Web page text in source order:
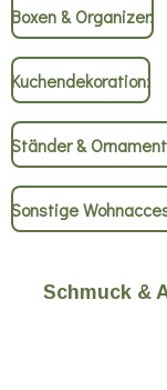
Boxen & Organizer:
Kuchendekoration:
Ständer &
Sonstige
Schmuck &